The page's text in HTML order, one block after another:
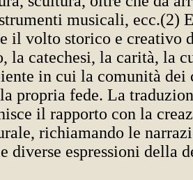
musicali, ecc.(2)
il volto storico e creativo
la catechesi, la carità, la
in cui la comunità dei
propria fede. La
il rapporto con la
richiamando le
diverse espressioni della